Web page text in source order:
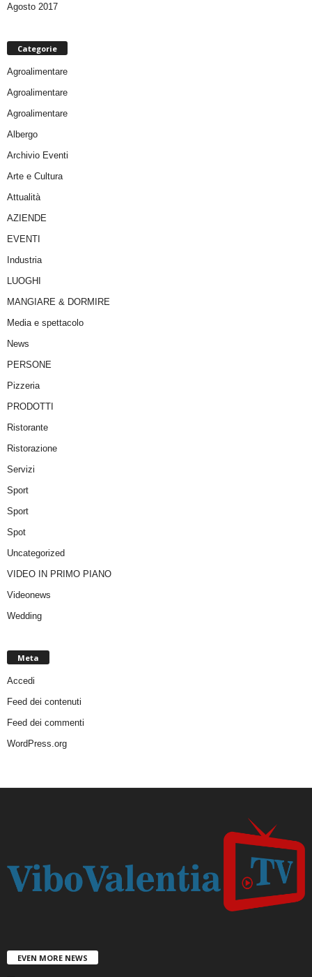
Agosto 2017
Categorie
Agroalimentare
Agroalimentare
Agroalimentare
Albergo
Archivio Eventi
Arte e Cultura
Attualità
AZIENDE
EVENTI
Industria
LUOGHI
MANGIARE & DORMIRE
Media e spettacolo
News
PERSONE
Pizzeria
PRODOTTI
Ristorante
Ristorazione
Servizi
Sport
Sport
Spot
Uncategorized
VIDEO IN PRIMO PIANO
Videonews
Wedding
Meta
Accedi
Feed dei contenuti
Feed dei commenti
WordPress.org
EVEN MORE NEWS